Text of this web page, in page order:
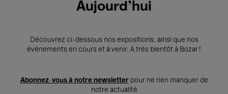
Aujourd'hui
Découvrez ci-dessous nos expositions, ainsi que nos
événements en cours et à venir. À très bientôt à Bozar !
Abonnez-vous à notre newsletterpour ne rien manquer de
notre actualité